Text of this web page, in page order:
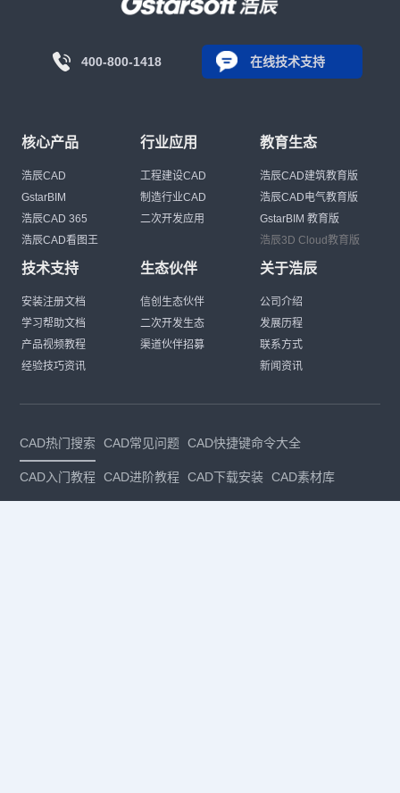
400-800-1418 在线技术支持
核心产品
浩辰CAD
GstarBIM
浩辰CAD 365
浩辰CAD看图王
行业应用
工程建设CAD
制造行业CAD
二次开发应用
教育生态
浩辰CAD建筑教育版
浩辰CAD电气教育版
GstarBIM 教育版
浩辰3D Cloud教育版
技术支持
安装注册文档
学习帮助文档
产品视频教程
经验技巧资讯
生态伙伴
信创生态伙伴
二次开发生态
渠道伙伴招募
关于浩辰
公司介绍
发展历程
联系方式
新闻资讯
CAD热门搜索 CAD常见问题 CAD快捷键命令大全
CAD入门教程 CAD进阶教程 CAD下载安装 CAD素材库